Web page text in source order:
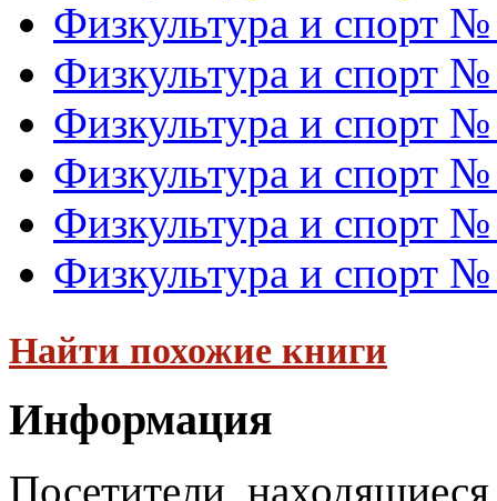
Физкультура и спорт
Физкультура и спорт
Физкультура и спорт
Физкультура и спорт
Физкультура и спорт
Физкультура и спорт
Найти похожие книги
Информация
Посетители,